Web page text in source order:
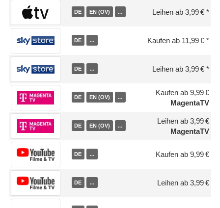
DE EN (OV) … Leihen ab 3,99 €
DE … Kaufen ab 11,99 €
DE … Leihen ab 3,99 €
DE EN (OV) …
Kaufen ab 9,99 €
MagentaTV
DE EN (OV) …
Leihen ab 3,99 €
MagentaTV
DE … Kaufen ab 9,99 €
DE … Leihen ab 3,99 €